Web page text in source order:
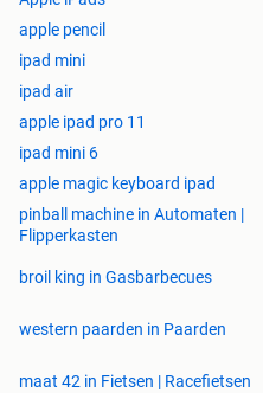
apple pencil
ipad mini
ipad air
apple ipad pro 11
ipad mini 6
apple magic keyboard ipad
pinball machine in Automaten |
Flipperkasten
broil king in Gasbarbecues
western paarden in Paarden
maat 42 in Fietsen | Racefietsen